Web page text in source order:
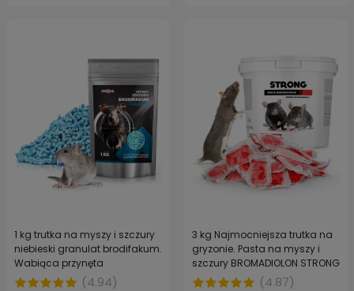
1 kg trutka na myszy i szczury
niebieski granulat brodifakum.
Wabiąca przynęta
gryzoniobójcza STRONG
(4.94)
3 kg Najmocniejsza trutka na
gryzonie. Pasta na myszy i
szczury BROMADIOLON STRONG
(4.87)